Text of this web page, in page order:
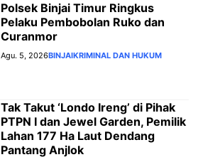
Polsek Binjai Timur Ringkus
Pelaku Pembobolan Ruko dan
Curanmor
Agu. 5, 2026BINJAIKRIMINAL DAN HUKUM
Tak Takut ‘Londo Ireng’ di Pihak
PTPN I dan Jewel Garden, Pemilik
Lahan 177 Ha Laut Dendang
Pantang Anjlok